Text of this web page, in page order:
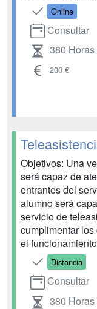
Online
Consultar
380 Horas
200 €
Objetivos: Una
será capaz de
entrantes del
alumno será
servicio de
cumplimentar
el
Distancia
Consultar
380 Horas